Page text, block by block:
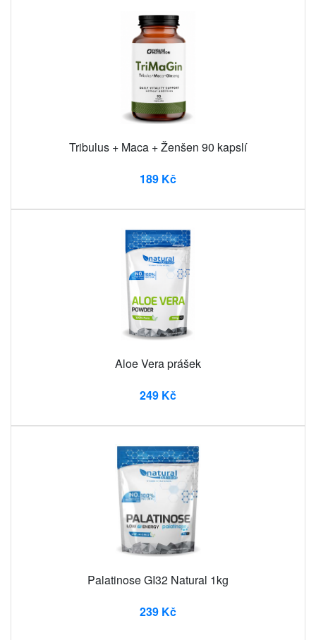
Tribulus + Maca + Ženšen 90 kapslí
189 Kč
Aloe Vera prášek
249 Kč
Palatinose GI32 Natural 1kg
239 Kč